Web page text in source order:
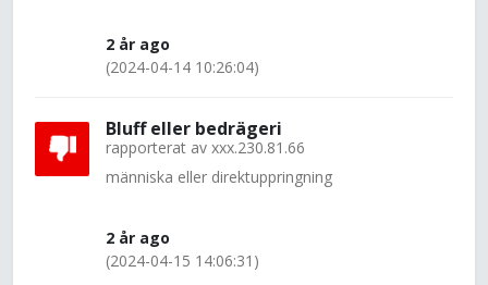
2 år ago
(2024-04-14 10:26:04)
Bluff eller bedrägeri
rapporterat av xxx.230.81.66
människa eller direktuppringning
2 år ago
(2024-04-15 14:06:31)